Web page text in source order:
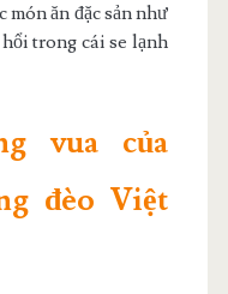
món ăn đặc sản như
trong cái se lạnh
vua của
đèo Việt